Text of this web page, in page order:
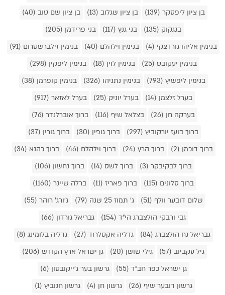
בן ציון ליפסקר (139)
בן ציון שגלוב (13)
בן ציון שם טוב (40)
בנגקוק (135)
בני גנץ (117)
בני פרידמן (205)
בנימין אליהו גורדצקי (4)
בנימין וילהלם (40)
בנימין זילברשטרום (91)
בנימין יעקובס (25)
בנימין לוין (18)
בנימין ליפקין (298)
בנימין ליפשיץ (793)
בנימין נתניהו (326)
בנימין קופרמן (38)
בערל זלצמן (14)
בערל יוניק (25)
בערל לאזאר (917)
בערקה חן (26)
בצלאל שיף (116)
ברוך אוברלנדר (76)
ברוך בועז יורקוביץ (297)
ברוך גופין (30)
ברוך גורין (37)
ברוך דוכמן (2)
ברוך הרץ (24) ברוך וילהלם (46)
ברוך כהנא (34)
ברוך לבקיבקר (3)
ברוך לשס (14)
ברוך נחשון (106)
ברוך סלונים (115)
ברוך פאריז (11)
ברלה שיינר (1160)
שלום דובער וולף (51)
ג' תמוז 25 שנה (79)
ג'ורג' רוהר (55)
גבי ורבקי הולצברג הי"ד (154)
גבריאל גורדון (66)
גבריאל נח הולצברג (84)
גדליה אקסלרוד (27)
גדליה בלומינג (8)
גיל עקביוב (57)
גילי שושן (20)
גן ישראל ארץ הקודש (206)
גן ישראל כפר חב"ד (55)
גרשון בער ג'ייקובסון (6)
גרשון דובער שיף (26)
גרשון חן (4)
גרשון חנוביץ (1)